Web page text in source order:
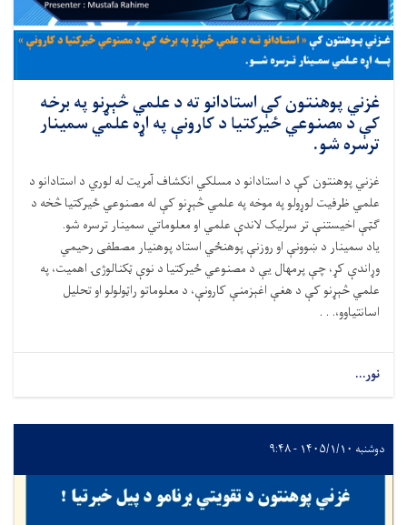
غزني پوهنتون کې استادانو ته د علمي څېړنو په برخه
کې د مصنوعي ځیرکتیا د کارونې په اړه علمي سمینار
ترسره شو.
غزني پوهنتون کې د استادانو د مسلکي انکشاف آمریت له لوري د استادانو د
علمي ظرفیت لوړولو په موخه په علمي څېړنو کې له مصنوعي ځیرکتیا څخه د
ګټې اخیستنې تر سرلیک لاندې علمي او معلوماتي سمینار ترسره شو.
یاد سمینار د ښوونې او روزنې پوهنځي استاد پوهنیار مصطفی رحیمي
وړاندې کړ، چې پرمهال یې د مصنوعي ځیرکتیا د نوې ټکنالوژۍ اهمیت، په
علمي څېړنو کې د هغې اغېزمنې کارونې، د معلوماتو راټولولو او تحلیل
اسانتیاوو،. . .
نور...
دوشنبه ۱۴۰۵/۱/۱۰ - ۹:۴۸